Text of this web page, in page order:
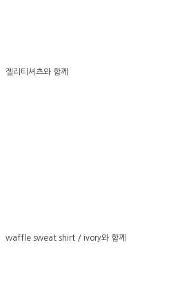
젤리티셔츠와 함께
waffle sweat shirt / ivory와 함께